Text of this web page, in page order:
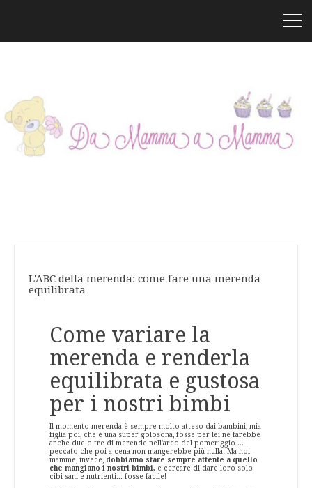
L'ABC della merenda: come fare una merenda
equilibrata
Come variare la
merenda e renderla
equilibrata e gustosa
per i nostri bimbi
Il momento merenda è sempre molto atteso dai bambini, mia
figlia poi, che è una super golosona, fosse per lei ne farebbe
anche due o tre di merende nell'arco del pomeriggio ...
peccato che poi a cena non mangerebbe più nulla! Ma noi
mamme, invece, dobbiamo stare sempre attente a quello
che mangiano i nostri bimbi, e cercare di dare loro solo
cibi sani e nutrienti... fosse facile!